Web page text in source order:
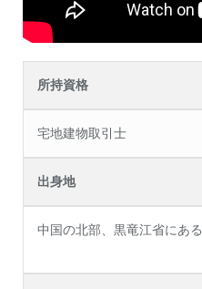
所持資格
宅地建物取引士
出身地
中国の北部、黒竜江省にあ